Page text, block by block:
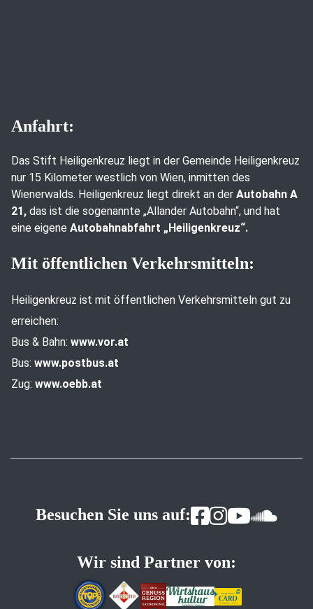
Anfahrt:
Das Stift Heiligenkreuz liegt in der Gemeinde Heiligenkreuz
nur 15 Kilometer westlich von Wien, inmitten des
Wienerwalds. Heiligenkreuz liegt direkt an der Autobahn A
21, das ist die sogenannte „Allander Autobahn“, und hat
eine eigene Autobahnabfahrt „Heiligenkreuz“.
Mit öffentlichen Verkehrsmitteln:
Heiligenkreuz ist mit öffentlichen Verkehrsmitteln gut zu
erreichen:
Bus & Bahn: www.vor.at
Bus: www.postbus.at
Zug: www.oebb.at
Besuchen Sie uns auf:
Wir sind Partner von: